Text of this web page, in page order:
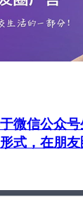
微信公众
式，在朋友